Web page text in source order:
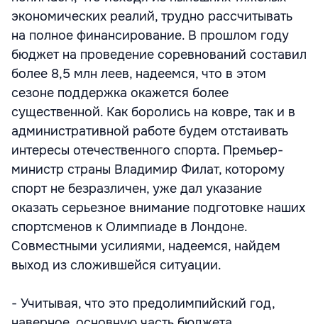
экономических реалий, трудно рассчитывать
на полное финансирование. В прошлом году
бюджет на проведение соревнований составил
более 8,5 млн леев, надеемся, что в этом
сезоне поддержка окажется более
существенной. Как боролись на ковре, так и в
административной работе будем отстаивать
интересы отечественного спорта. Премьер-
министр страны Владимир Филат, которому
спорт не безразличен, уже дал указание
оказать серьезное внимание подготовке наших
спортсменов к Олимпиаде в Лондоне.
Совместными усилиями, надеемся, найдем
выход из сложившейся ситуации.
- Учитывая, что это предолимпийский год,